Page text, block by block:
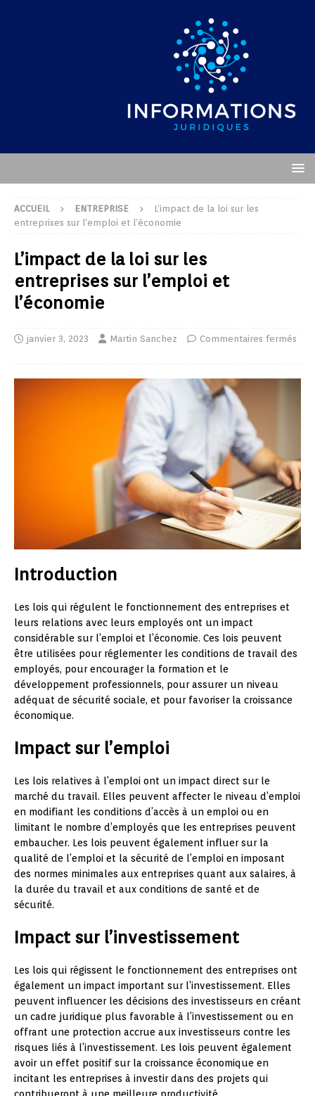
ACCUEIL ENTREPRISE
L’impact de la loi sur les
entreprises sur l’emploi et l’économie
L’impact de la loi sur les
entreprises sur l’emploi et
l’économie
janvier 3, 2023 Martin Sanchez Commentaires fermés
Introduction
Les lois qui régulent le fonctionnement des entreprises et
leurs relations avec leurs employés ont un impact
considérable sur l’emploi et l’économie. Ces lois peuvent
être utilisées pour réglementer les conditions de travail des
employés, pour encourager la formation et le
développement professionnels, pour assurer un niveau
adéquat de sécurité sociale, et pour favoriser la croissance
économique.
Impact sur l’emploi
Les lois relatives à l’emploi ont un impact direct sur le
marché du travail. Elles peuvent affecter le niveau d’emploi
en modifiant les conditions d’accès à un emploi ou en
limitant le nombre d’employés que les entreprises peuvent
embaucher. Les lois peuvent également influer sur la
qualité de l’emploi et la sécurité de l’emploi en imposant
des normes minimales aux entreprises quant aux salaires, à
la durée du travail et aux conditions de santé et de
sécurité.
Impact sur l’investissement
Les lois qui régissent le fonctionnement des entreprises ont
également un impact important sur l’investissement. Elles
peuvent influencer les décisions des investisseurs en créant
un cadre juridique plus favorable à l’investissement ou en
offrant une protection accrue aux investisseurs contre les
risques liés à l’investissement. Les lois peuvent également
avoir un effet positif sur la croissance économique en
incitant les entreprises à investir dans des projets qui